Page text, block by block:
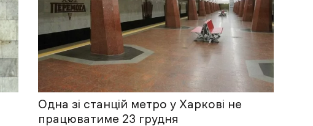
Одна зі станцій метро у Харкові не
працюватиме 23 грудня